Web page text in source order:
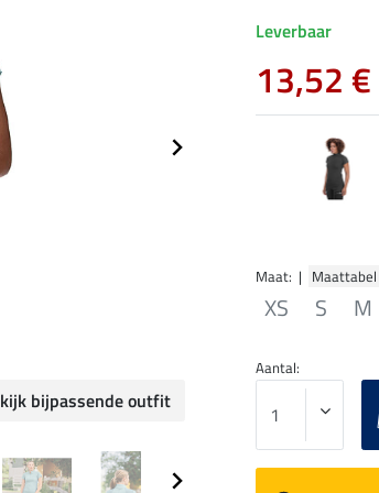
bijpassende outfit
Maat: | Maattabel
XS S M
Leverbaar
13,52 €
Aantal: